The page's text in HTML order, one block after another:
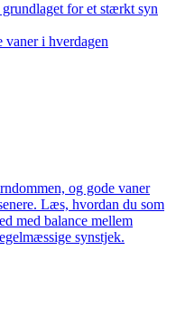
for et stærkt syn
i hverdagen
og gode vaner
Læs, hvordan du som
med balance mellem
synstjek.